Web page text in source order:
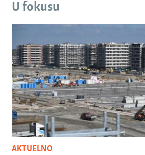
U fokusu
AKTUELNO